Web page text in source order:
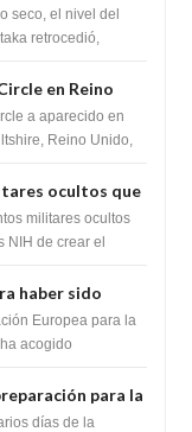
de Shiva
seco, el nivel del
retrocedió,
en Reino
a aparecido en
Reino Unido,
ocultos que
NIH de crear el
de
militares ocultos
NIH de crear el
haber sido
una
Hadrones
Europea para la
acogido
para la
entidad
días de la